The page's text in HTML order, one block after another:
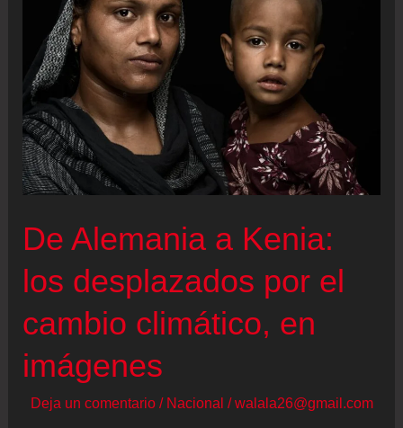
subieron
2025
a
pesar
de
la
comercial
Trump
De Alemania a Kenia:
los desplazados por el
cambio climático, en
imágenes
Deja un comentario / Nacional /walala26@gmail.com